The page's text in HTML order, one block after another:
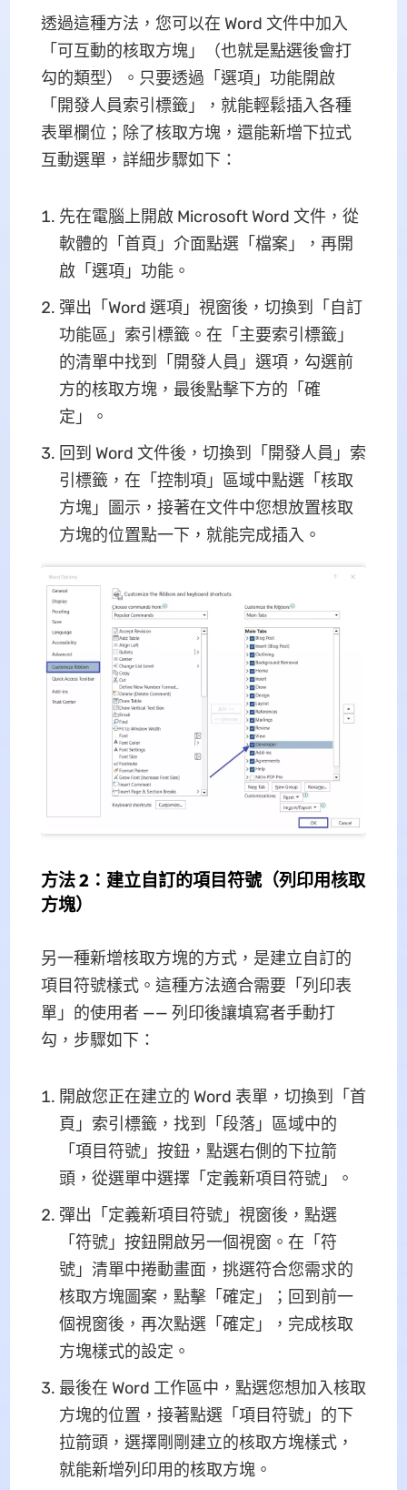
透過這種方法，您可以在 Word 文件中加入
「可互動的核取方塊」（也就是點選後會打
勾的類型）。只要透過「選項」功能開啟
「開發人員索引標籤」，就能輕鬆插入各種
表單欄位；除了核取方塊，還能新增下拉式
互動選單，詳細步驟如下：
先在電腦上開啟 Microsoft Word 文件，從
軟體的「首頁」介面點選「檔案」，再開
啟「選項」功能。
彈出「Word 選項」視窗後，切換到「自訂
功能區」索引標籤。在「主要索引標籤」
的清單中找到「開發人員」選項，勾選前
方的核取方塊，最後點擊下方的「確
定」。
回到 Word 文件後，切換到「開發人員」索
引標籤，在「控制項」區域中點選「核取
方塊」圖示，接著在文件中您想放置核取
方塊的位置點一下，就能完成插入。
方法 2：建立自訂的項目符號（列印用核取
方塊）
另一種新增核取方塊的方式，是建立自訂的
項目符號樣式。這種方法適合需要「列印表
單」的使用者 —— 列印後讓填寫者手動打
勾，步驟如下：
開啟您正在建立的 Word 表單，切換到「首
頁」索引標籤，找到「段落」區域中的
「項目符號」按鈕，點選右側的下拉箭
頭，從選單中選擇「定義新項目符號」。
彈出「定義新項目符號」視窗後，點選
「符號」按鈕開啟另一個視窗。在「符
號」清單中捲動畫面，挑選符合您需求的
核取方塊圖案，點擊「確定」；回到前一
個視窗後，再次點選「確定」，完成核取
方塊樣式的設定。
最後在 Word 工作區中，點選您想加入核取
方塊的位置，接著點選「項目符號」的下
拉箭頭，選擇剛剛建立的核取方塊樣式，
就能新增列印用的核取方塊。